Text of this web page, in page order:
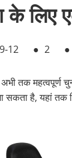
के लिए
12 ● 2 ●
तक महत्वपूर्ण
सकता है, यहां